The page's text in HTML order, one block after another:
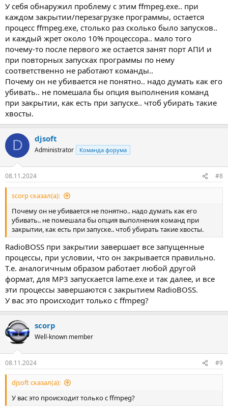
У себя обнаружил проблему с этим ffmpeg.exe.. при
каждом закрытии/перезагрузке программы, остается
процесс ffmpeg.exe, столько раз сколько было запусков..
и каждый жрет около 10% процессора.. мало того
почему-то после первого же остается занят порт АПИ и
при повторных запусках программы по нему
соответственно не работают команды..
Почему он не убивается не понятно.. надо думать как его
убивать.. не помешала бы опция выполнения команд
при закрытии, как есть при запуске.. чтоб убирать такие
хвосты.
D djsoft
Administrator Команда форума
08.11.2024 #8
scorp сказал(а):
Почему он не убивается не понятно.. надо думать как его
убивать.. не помешала бы опция выполнения команд при
закрытии, как есть при запуске.. чтоб убирать такие хвосты.
RadioBOSS при закрытии завершает все запущенные
процессы, при условии, что он закрывается правильно.
Т.е. аналогичным образом работает любой другой
формат, для MP3 запускается lame.exe и так далее, и все
эти процессы завершаются с закрытием RadioBOSS.
У вас это происходит только с ffmpeg?
scorp
Well-known member
08.11.2024 #9
djsoft сказал(а):
У вас это происходит только с ffmpeg?